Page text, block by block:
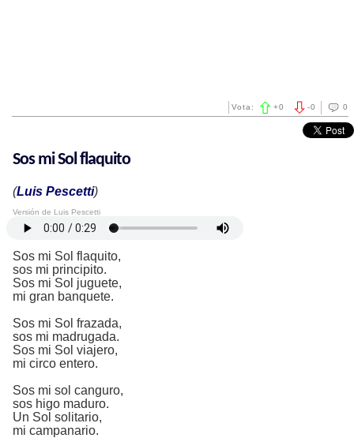
0
-0
Vota: +0
Sos mi Sol flaquito
(Luis Pescetti)
Versión de Luis Pescetti
Sos mi Sol flaquito,
sos mi principito.
Sos mi Sol juguete,
mi gran banquete.
Sos mi Sol frazada,
sos mi madrugada.
Sos mi Sol viajero,
mi circo entero.
Sos mi sol canguro,
sos higo maduro.
Un Sol solitario,
mi campanario.